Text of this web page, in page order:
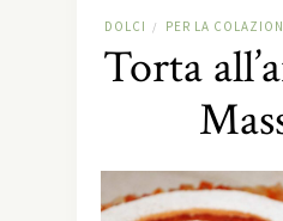
DOLCI / PER LA
Torta